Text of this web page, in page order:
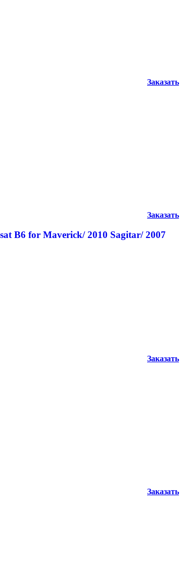
Заказать
Заказать
B6 for Maverick/ 2010 Sagitar/ 2007
Заказать
Заказать